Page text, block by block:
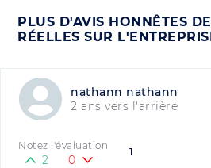
PLUS D'AVIS HONNÊTES
RÉELLES SUR
nathann nathann
2 ans vers l'arrière
1
Notez l'évaluation
2 0